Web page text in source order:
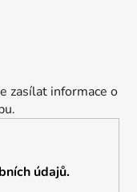
zasílat informace o
údajů.